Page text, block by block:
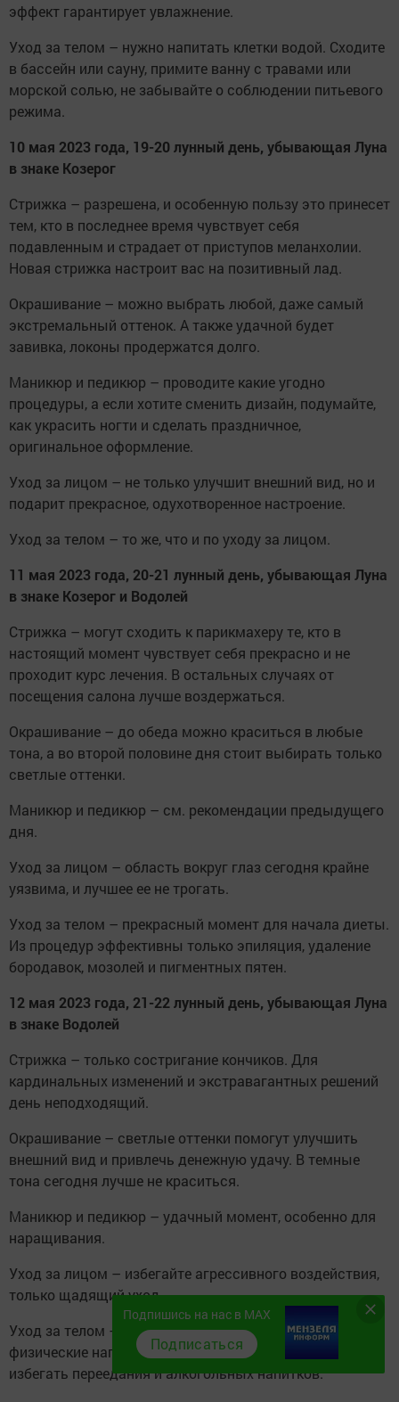
эффект гарантирует увлажнение.
Уход за телом – нужно напитать клетки водой. Сходите
в бассейн или сауну, примите ванну с травами или
морской солью, не забывайте о соблюдении питьевого
режима.
10 мая 2023 года, 19-20 лунный день, убывающая Луна
в знаке Козерог
Стрижка – разрешена, и особенную пользу это принесет
тем, кто в последнее время чувствует себя
подавленным и страдает от приступов меланхолии.
Новая стрижка настроит вас на позитивный лад.
Окрашивание – можно выбрать любой, даже самый
экстремальный оттенок. А также удачной будет
завивка, локоны продержатся долго.
Маникюр и педикюр – проводите какие угодно
процедуры, а если хотите сменить дизайн, подумайте,
как украсить ногти и сделать праздничное,
оригинальное оформление.
Уход за лицом – не только улучшит внешний вид, но и
подарит прекрасное, одухотворенное настроение.
Уход за телом – то же, что и по уходу за лицом.
11 мая 2023 года, 20-21 лунный день, убывающая Луна
в знаке Козерог и Водолей
Стрижка – могут сходить к парикмахеру те, кто в
настоящий момент чувствует себя прекрасно и не
проходит курс лечения. В остальных случаях от
посещения салона лучше воздержаться.
Окрашивание – до обеда можно краситься в любые
тона, а во второй половине дня стоит выбирать только
светлые оттенки.
Маникюр и педикюр – см. рекомендации предыдущего
дня.
Уход за лицом – область вокруг глаз сегодня крайне
уязвима, и лучшее ее не трогать.
Уход за телом – прекрасный момент для начала диеты.
Из процедур эффективны только эпиляция, удаление
бородавок, мозолей и пигментных пятен.
12 мая 2023 года, 21-22 лунный день, убывающая Луна
в знаке Водолей
Стрижка – только состригание кончиков. Для
кардинальных изменений и экстравагантных решений
день неподходящий.
Окрашивание – светлые оттенки помогут улучшить
внешний вид и привлечь денежную удачу. В темные
тона сегодня лучше не краситься.
Маникюр и педикюр – удачный момент, особенно для
наращивания.
Уход за лицом – избегайте агрессивного воздействия,
только щадящий уход.
Уход за телом – полезен массаж и умеренные
физические нагрузки. А также звезды рекомендуют
избегать переедания и алкогольных напитков.
Подпишись на нас в MAX
Подписаться